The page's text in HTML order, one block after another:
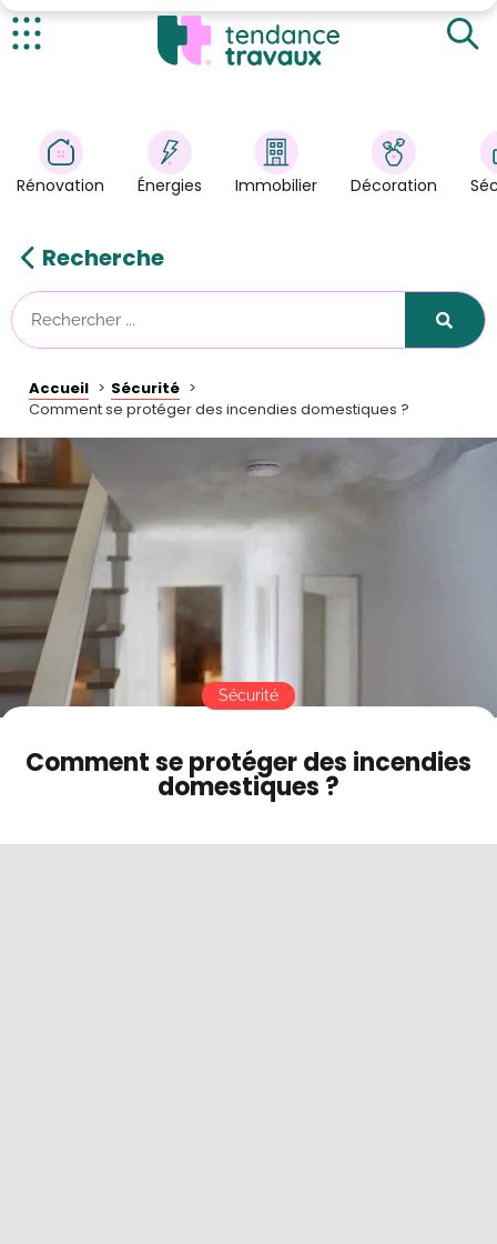
Énergies
Immobilier
Astuces/DIY
Tendance Travaux
Kit partenaire
À propos
Contact
Mode sombre
Rénovation Énergies Immobilier Décoration
Recherche
Accueil
Sécurité
Comment se protéger des incendies domestiques ?
Les principales causes des incendies domestiques
en France
domestiques
Comment se protéger des incendies
domestiques ?
Sécurité